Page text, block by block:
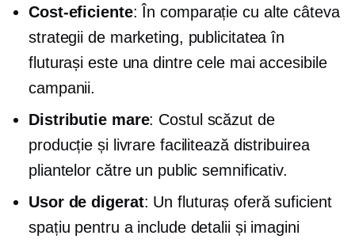
Cost-eficiente: În comparație cu alte câteva
strategii de marketing, publicitatea în
fluturași este una dintre cele mai accesibile
campanii.
Distributie mare: Costul scăzut de
producție și livrare facilitează distribuirea
pliantelor către un public semnificativ.
Usor de digerat: Un fluturaș oferă suficient
spațiu pentru a include detalii și imagini